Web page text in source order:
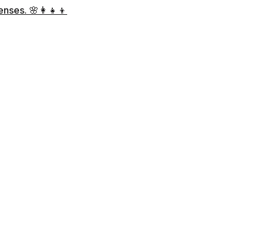
🌸👩‍👧‍👦